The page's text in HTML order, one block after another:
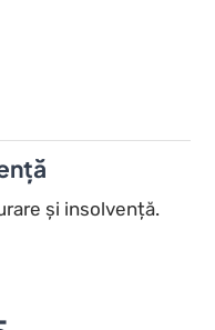
și insolvență.